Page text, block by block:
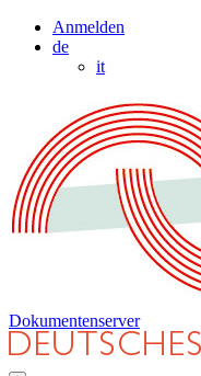
Anmelden
de
it
Dokumentenserver